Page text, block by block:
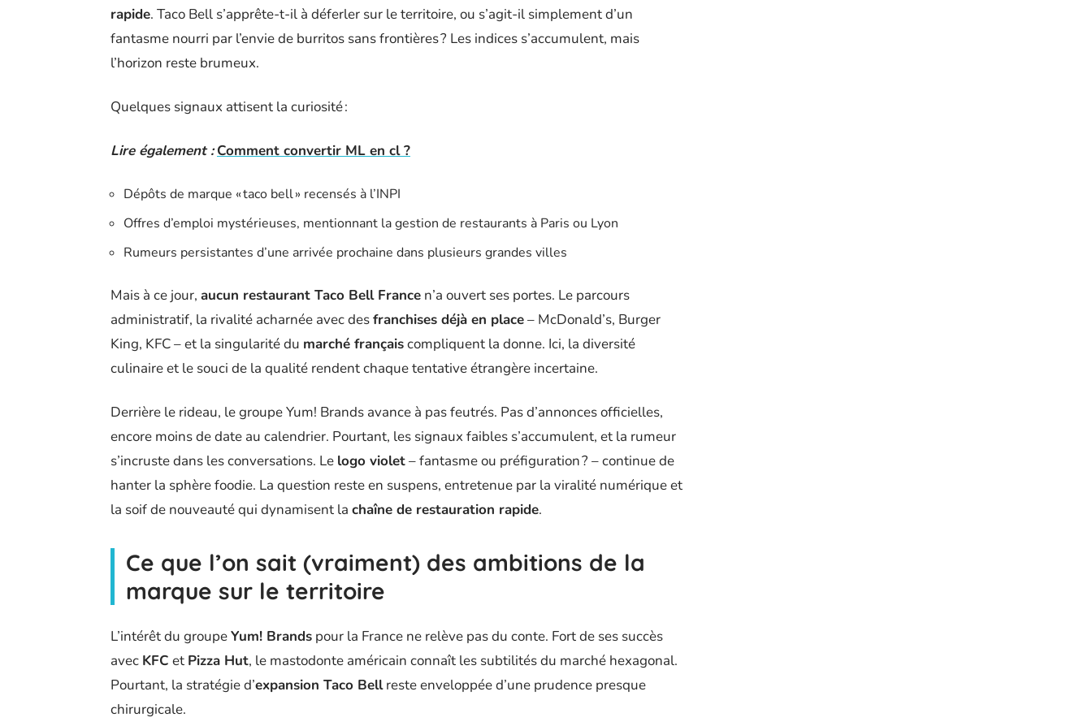
rapide. Taco Bell s’apprête-t-il à déferler sur le territoire, ou s’agit-il simplement d’un
fantasme nourri par l’envie de burritos sans frontières ? Les indices s’accumulent, mais
l’horizon reste brumeux.
Quelques signaux attisent la curiosité :
Lire également : Comment convertir ML en cl ?
Dépôts de marque « taco bell » recensés à l’INPI
Offres d’emploi mystérieuses, mentionnant la gestion de restaurants à Paris ou Lyon
Rumeurs persistantes d’une arrivée prochaine dans plusieurs grandes villes
Mais à ce jour, aucun restaurant Taco Bell France n’a ouvert ses portes. Le parcours
administratif, la rivalité acharnée avec desfranchises déjà en place– McDonald’s, Burger
King, KFC – et la singularité du marché françaiscompliquent la donne. Ici, la diversité
culinaire et le souci de la qualité rendent chaque tentative étrangère incertaine.
Derrière le rideau, le groupe Yum! Brands avance à pas feutrés. Pas d’annonces officielles,
encore moins de date au calendrier. Pourtant, les signaux faibles s’accumulent, et la rumeur
s’incruste dans les conversations. Le logo violet– fantasme ou préfiguration ? – continue de
hanter la sphère foodie. La question reste en suspens, entretenue par la viralité numérique et
la soif de nouveauté qui dynamisent la chaîne de restauration rapide.
Ce que l’on sait (vraiment) des ambitions de la
marque sur le territoire
L’intérêt du groupeYum! Brands pour la France ne relève pas du conte. Fort de ses succès
avec KFC et Pizza Hut, le mastodonte américain connaît les subtilités du marché hexagonal.
Pourtant, la stratégie d’expansion Taco Bellreste enveloppée d’une prudence presque
chirurgicale.